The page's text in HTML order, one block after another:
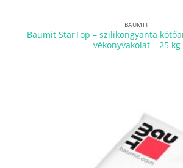
BAUMIT
Baumit StarTop – szilikongyanta
vékonyvakolat – 25 kg